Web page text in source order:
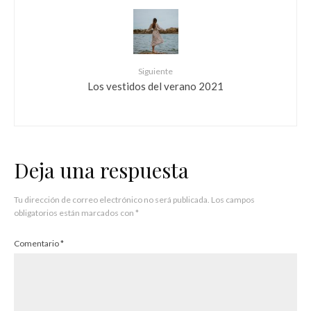
Siguiente
Los vestidos del verano 2021
Deja una respuesta
Tu dirección de correo electrónico no será publicada. Los campos
obligatorios están marcados con *
Comentario*